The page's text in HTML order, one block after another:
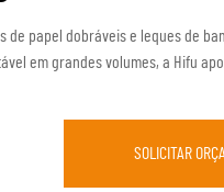
papel dobráveis e leques de
em grandes volumes, a Hifu
SOLICITAR